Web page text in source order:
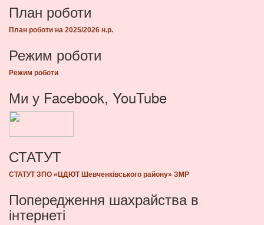
План роботи
План роботи на 2025/2026 н.р.
Режим роботи
Режим роботи
Ми у Facebook, YouTube
СТАТУТ
СТАТУТ ЗПО «ЦДЮТ Шевченківського району» ЗМР
Попередження шахрайства в
інтернеті